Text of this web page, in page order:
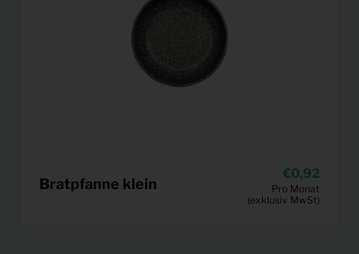
Bratpfanne klein
0,92
Pro Monat
(exklusiv MwSt)